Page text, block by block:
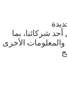
شركائنا، بما
والمعلومات الأخرى